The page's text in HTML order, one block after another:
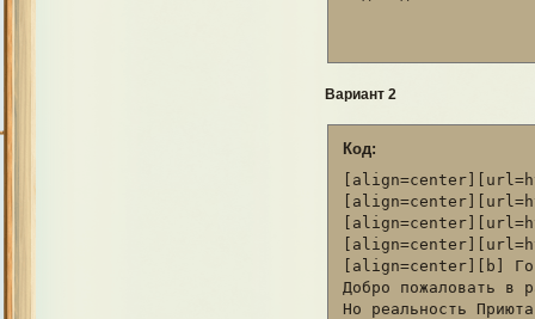
Вариант 2
Код:
[align=center][b]
Добро пожаловать в
Но реальность